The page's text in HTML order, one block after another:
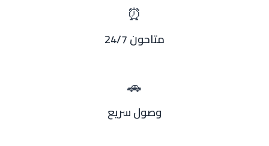
⏰
متاحون 24/7
🚗
وصول سريع